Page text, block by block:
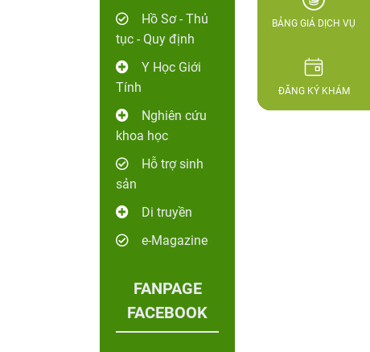
Hồ Sơ - Thủ
tục - Quy định
Y Học Giới
Tính
Nghiên cứu
khoa học
Hỗ trợ sinh
sản
Di truyền
e-Magazine
FANPAGE
FACEBOOK
BẢNG GIÁ DỊCH VỤ
ĐĂNG KÝ KHÁM